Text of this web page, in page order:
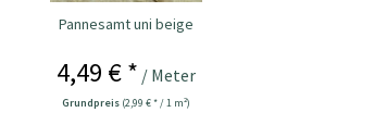
Pannesamt uni beige
4,49 € * / Meter
Grundpreis (2,99 € * / 1 m²)